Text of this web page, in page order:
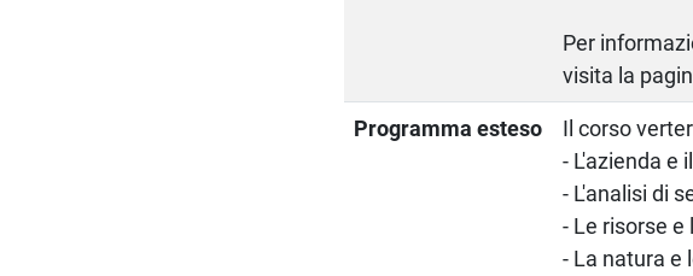
Per
visita la
Programma esteso
Il corso
- L'azienda e
- L'analisi di
- Le risorse
- La natura e